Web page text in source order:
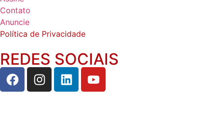
Contato
Anuncie
Política de Privacidade
REDES SOCIAIS